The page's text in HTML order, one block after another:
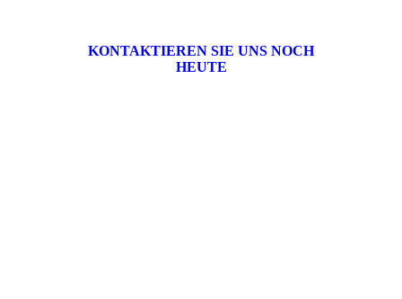
KONTAKTIEREN SIE UNS NOCH
HEUTE